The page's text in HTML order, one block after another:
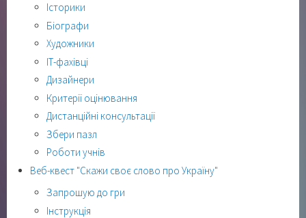
Історики
Біографи
Художники
ІТ-фахівці
Дизайнери
Критерії оцінювання
Дистанційні консультації
Збери пазл
Роботи учнів
Веб-квест "Скажи своє слово про Україну"
Запрошую до гри
Інструкція